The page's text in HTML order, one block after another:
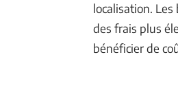
localisation.
des frais plus
bénéficier de